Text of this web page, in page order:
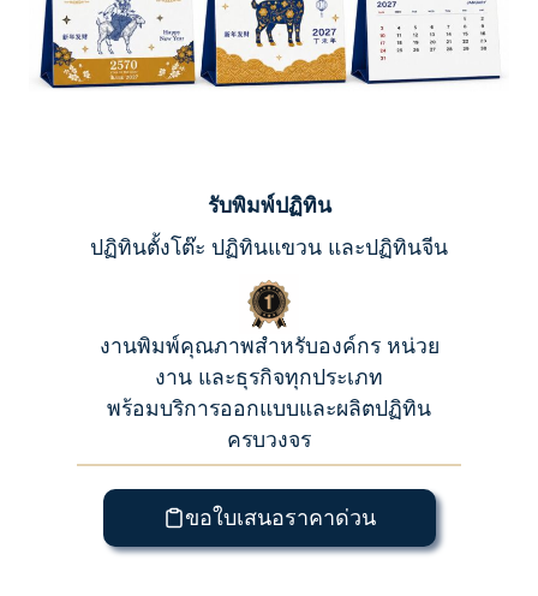
รับพิมพ์ปฏิทิน
ปฏิทินตั้งโต๊ะ ปฏิทินแขวน และปฏิทินจีน
งานพิมพ์คุณภาพสำหรับองค์กร หน่วย
งาน และธุรกิจทุกประเภท
พร้อมบริการออกแบบและผลิตปฏิทิน
ครบวงจร
ขอใบเสนอราคาด่วน